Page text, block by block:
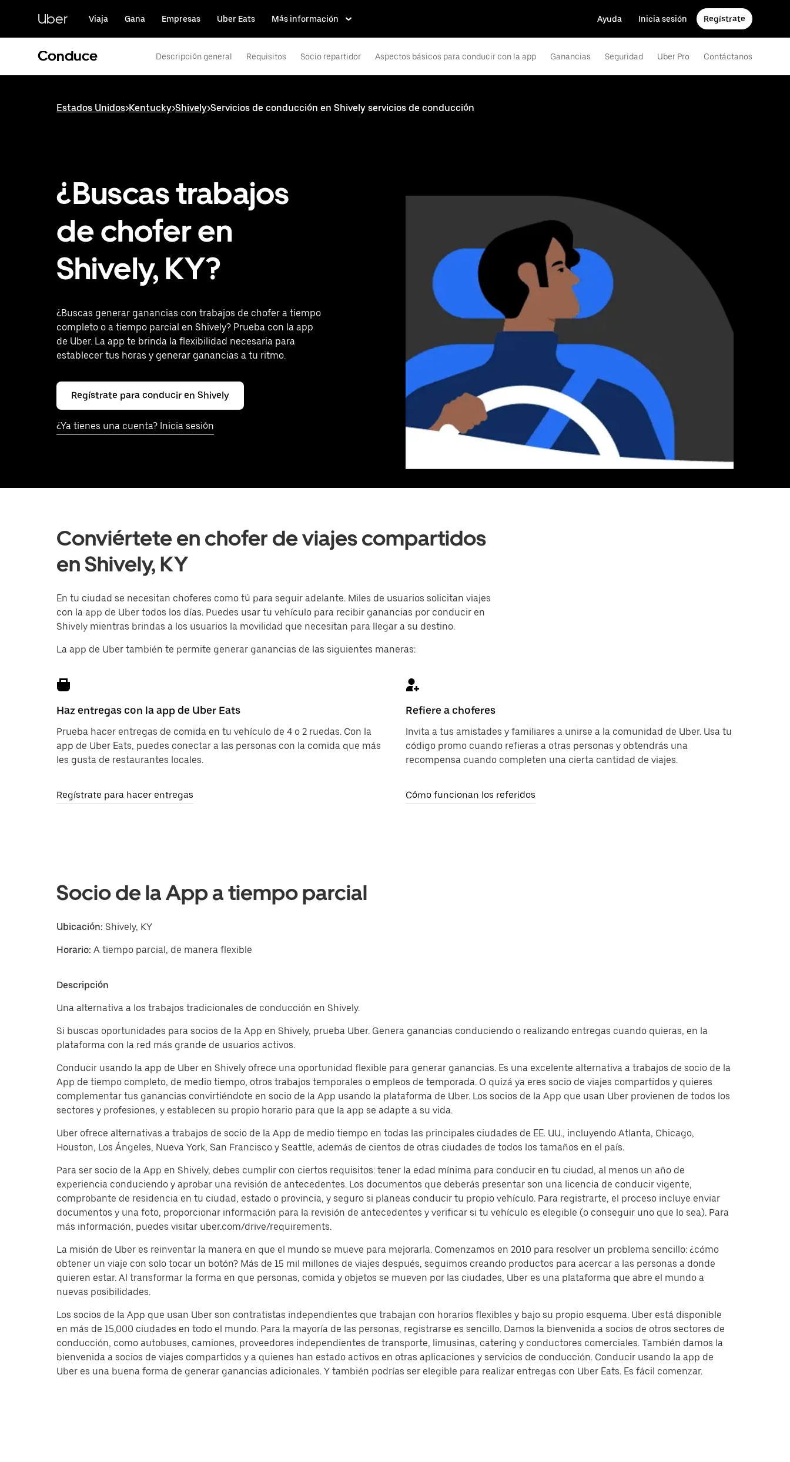
contenido
principal
Uber Viaja Gana Empresas Uber Eats Más información Ayuda Inicia sesión Regístrate
Conduce Descripción general Requisitos Socio repartidor Aspectos básicos para conducir con la app Ganancias Seguridad Uber Pro Contáctanos
Estados Unidos>Kentucky>Shively>Servicios de conducción en Shively servicios de conducción
¿Buscas trabajos
de chofer en
Shively, KY?
¿Buscas generar ganancias con trabajos de chofer a tiempo
completo o a tiempo parcial en Shively? Prueba con la app
de Uber. La app te brinda la flexibilidad necesaria para
establecer tus horas y generar ganancias a tu ritmo.
Regístrate para conducir en Shively
¿Ya tienes una cuenta? Inicia sesión
Conviértete en chofer de viajes compartidos
en Shively, KY
En tu ciudad se necesitan choferes como tú para seguir adelante. Miles de usuarios solicitan viajes
con la app de Uber todos los días. Puedes usar tu vehículo para recibir ganancias por conducir en
Shively mientras brindas a los usuarios la movilidad que necesitan para llegar a su destino.
La app de Uber también te permite generar ganancias de las siguientes maneras:
Haz entregas con la app de Uber Eats
Prueba hacer entregas de comida en tu vehículo de 4 o 2 ruedas. Con la
app de Uber Eats, puedes conectar a las personas con la comida que más
les gusta de restaurantes locales.
Regístrate para hacer entregas
Refiere a choferes
Invita a tus amistades y familiares a unirse a la comunidad de Uber. Usa tu
código promo cuando refieras a otras personas y obtendrás una
recompensa cuando completen una cierta cantidad de viajes.
Cómo funcionan los referidos
Socio de la App a tiempo parcial
Ubicación: Shively, KY
Horario: A tiempo parcial, de manera flexible
Descripción
Una alternativa a los trabajos tradicionales de conducción en Shively.
Si buscas oportunidades para socios de la App en Shively, prueba Uber. Genera ganancias conduciendo o realizando entregas cuando quieras, en la
plataforma con la red más grande de usuarios activos.
Conducir usando la app de Uber en Shively ofrece una oportunidad flexible para generar ganancias. Es una excelente alternativa a trabajos de socio de la
App de tiempo completo, de medio tiempo, otros trabajos temporales o empleos de temporada. O quizá ya eres socio de viajes compartidos y quieres
complementar tus ganancias convirtiéndote en socio de la App usando la plataforma de Uber. Los socios de la App que usan Uber provienen de todos los
sectores y profesiones, y establecen su propio horario para que la app se adapte a su vida.
Uber ofrece alternativas a trabajos de socio de la App de medio tiempo en todas las principales ciudades de EE. UU., incluyendo Atlanta, Chicago,
Houston, Los Ángeles, Nueva York, San Francisco y Seattle, además de cientos de otras ciudades de todos los tamaños en el país.
Para ser socio de la App en Shively, debes cumplir con ciertos requisitos: tener la edad mínima para conducir en tu ciudad, al menos un año de
experiencia conduciendo y aprobar una revisión de antecedentes. Los documentos que deberás presentar son una licencia de conducir vigente,
comprobante de residencia en tu ciudad, estado o provincia, y seguro si planeas conducir tu propio vehículo. Para registrarte, el proceso incluye enviar
documentos y una foto, proporcionar información para la revisión de antecedentes y verificar si tu vehículo es elegible (o conseguir uno que lo sea). Para
más información, puedes visitar uber.com/drive/requirements.
La misión de Uber es reinventar la manera en que el mundo se mueve para mejorarla. Comenzamos en 2010 para resolver un problema sencillo: ¿cómo
obtener un viaje con solo tocar un botón? Más de 15 mil millones de viajes después, seguimos creando productos para acercar a las personas a donde
quieren estar. Al transformar la forma en que personas, comida y objetos se mueven por las ciudades, Uber es una plataforma que abre el mundo a
nuevas posibilidades.
Los socios de la App que usan Uber son contratistas independientes que trabajan con horarios flexibles y bajo su propio esquema. Uber está disponible
en más de 15,000 ciudades en todo el mundo. Para la mayoría de las personas, registrarse es sencillo. Damos la bienvenida a socios de otros sectores de
conducción, como autobuses, camiones, proveedores independientes de transporte, limusinas, catering y conductores comerciales. También damos la
bienvenida a socios de viajes compartidos y a quienes han estado activos en otras aplicaciones y servicios de conducción. Conducir usando la app de
Uber es una buena forma de generar ganancias adicionales. Y también podrías ser elegible para realizar entregas con Uber Eats. Es fácil comenzar.